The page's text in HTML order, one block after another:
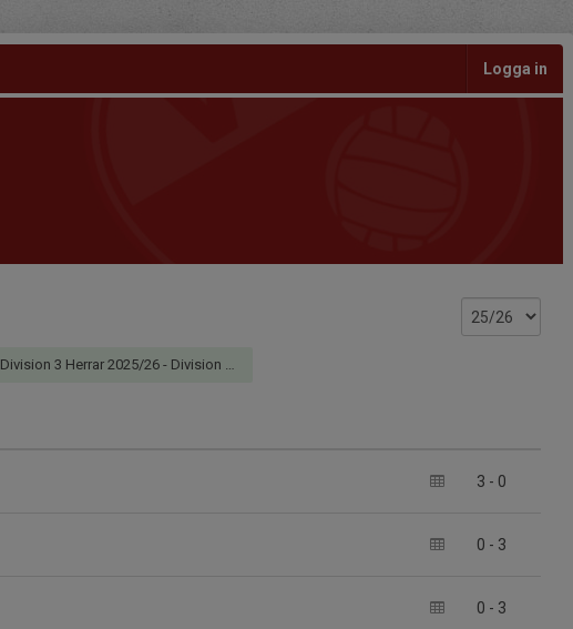
Logga in
Division 3 Herrar 2025/26 - Division 3 Södra Herrar
3 - 0
0 - 3
0 - 3